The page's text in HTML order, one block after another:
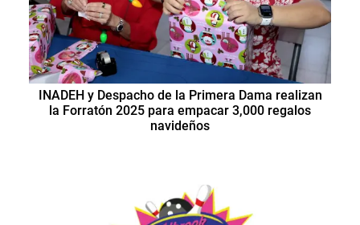
INADEH y Despacho de la Primera Dama realizan
la Forratón 2025 para empacar 3,000 regalos
navideños